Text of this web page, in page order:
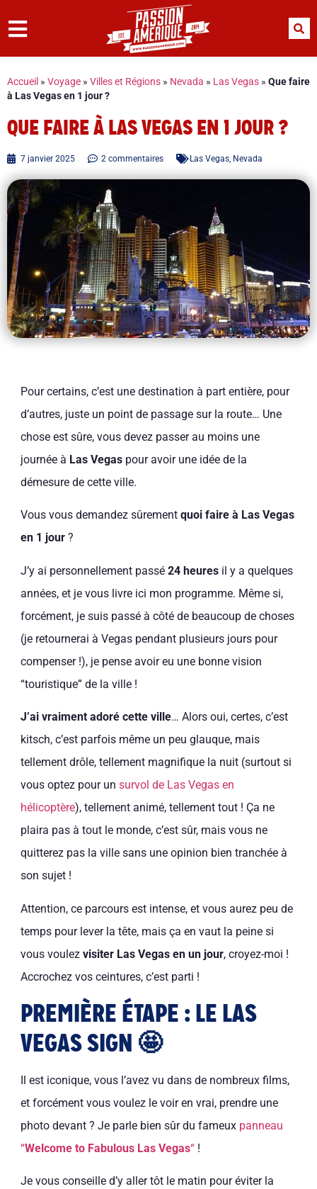
Accueil » Voyage » Villes et Régions » Nevada » Las Vegas » Que faire
à Las Vegas en 1 jour ?
QUE FAIRE À LAS VEGAS EN 1 JOUR ?
7 janvier 2025 2 commentaires Las Vegas, Nevada
Pour certains, c’est une destination à part entière, pour
d’autres, juste un point de passage sur la route… Une
chose est sûre, vous devez passer au moins une
journée à Las Vegaspour avoir une idée de la
démesure de cette ville.
Vous vous demandez sûrement quoi faire à Las Vegas
en 1 jour?
J’y ai personnellement passé 24 heuresil y a quelques
années, et je vous livre ici mon programme. Même si,
forcément, je suis passé à côté de beaucoup de choses
(je retournerai à Vegas pendant plusieurs jours pour
compenser !), je pense avoir eu une bonne vision
“touristique” de la ville !
J’ai vraiment adoré cette ville… Alors oui, certes, c’est
kitsch, c’est parfois même un peu glauque, mais
tellement drôle, tellement magnifique la nuit (surtout si
vous optez pour un survol de Las Vegas en
hélicoptère), tellement animé, tellement tout ! Ça ne
plaira pas à tout le monde, c’est sûr, mais vous ne
quitterez pas la ville sans une opinion bien tranchée à
son sujet !
Attention, ce parcours est intense, et vous aurez peu de
temps pour lever la tête, mais ça en vaut la peine si
vous voulez visiter Las Vegas en un jour, croyez-moi !
Accrochez vos ceintures, c’est parti !
PREMIÈRE ÉTAPE : LE LAS
VEGAS SIGN 🤩
Il est iconique, vous l’avez vu dans de nombreux films,
et forcément vous voulez le voir en vrai, prendre une
photo devant ? Je parle bien sûr du fameux panneau
“Welcome to Fabulous Las Vegas“!
Je vous conseille d’y aller tôt le matin pour éviter la